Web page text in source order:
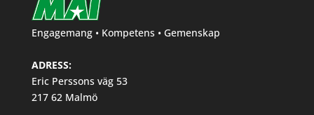
Engagemang • Kompetens • Gemenskap
ADRESS:
Eric Perssons väg 53
217 62 Malmö